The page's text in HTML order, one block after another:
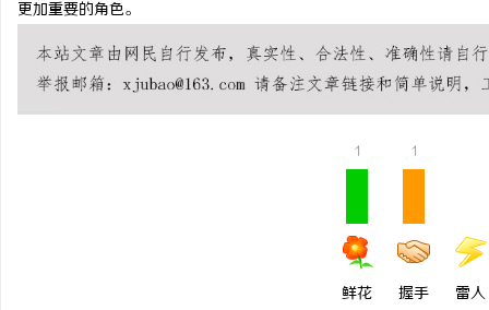
更加重要的角色。
1
鲜花
1
握手 雷人